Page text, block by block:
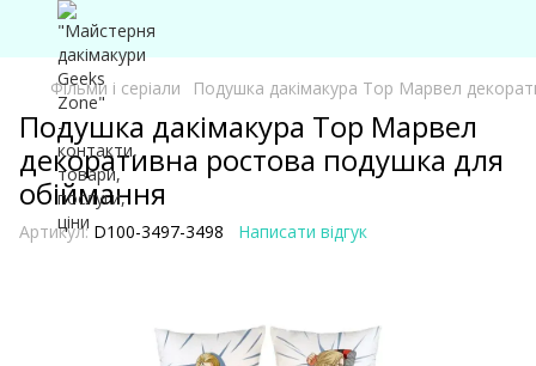
Фільми і серіали Подушка дакімакура Тор Марвел
Подушка дакімакура Тор Марвел
декоративна ростова подушка для
обіймання
Артикул: D100-3497-3498 Написати відгук